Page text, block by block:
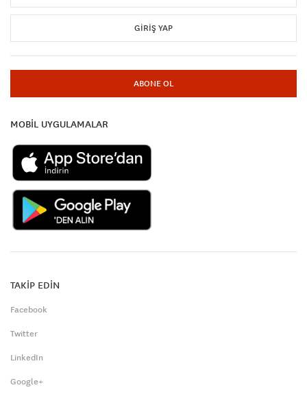
GIRIŞ YAP
ABONE OL
MOBİL UYGULAMALAR
TAKİP EDİN
Facebook
Twitter
LinkedIn
Google+